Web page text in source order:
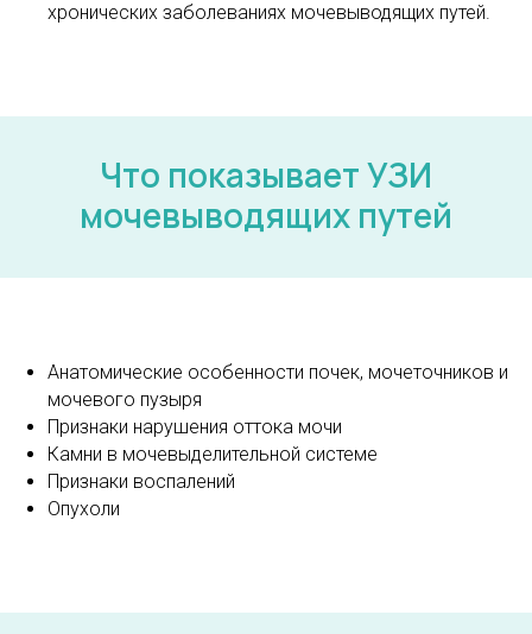
хронических заболеваниях мочевыводящих путей.
Что показывает УЗИ
мочевыводящих путей
Анатомические особенности почек, мочеточников и
мочевого пузыря
Признаки нарушения оттока мочи
Камни в мочевыделительной системе
Признаки воспалений
Опухоли